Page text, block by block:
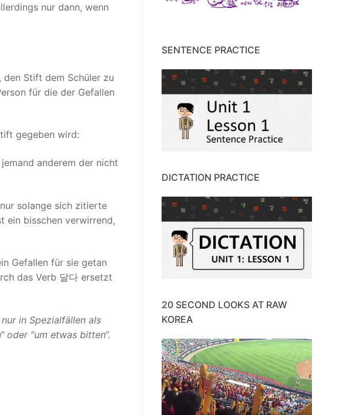
nur dann, wenn
den Stift dem Schüler zu
für die der Gefallen
gegeben wird:
anderem der nicht
solange sich zitierte
ein bisschen verwirrend,
Gefallen für sie getan
das Verb 달다 ersetzt
in Spezialfällen als
oder “um etwas bitten“.
SENTENCE PRACTICE
DICTATION PRACTICE
20 SECOND LOOKS AT RAW
KOREA